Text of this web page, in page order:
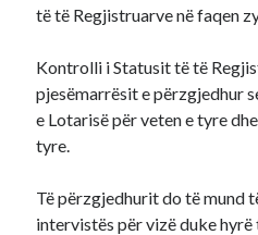
të të Regjistruarve në faqen
Kontrolli i Statusit të të
pjesëmarrësit e përzgjedhur
e Lotarisë për veten e tyre
tyre.
Të përzgjedhurit do të mund
intervistës për vizë duke